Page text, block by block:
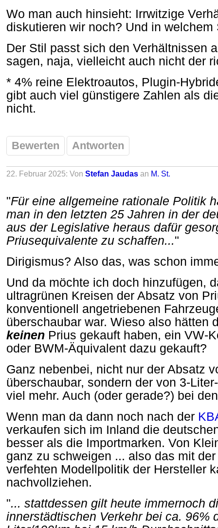
Wo man auch hinsieht: Irrwitzige
diskutieren wir noch? Und in welchem
Der Stil passt sich den Verhältnissen
sagen, naja, vielleicht auch nicht der
* 4% reine Elektroautos, Plugin-
gibt auch viel günstigere Zahlen als
nicht.
Bewerten Antworten
22. Februar 2025: Von Stefan Jaudas an M. St.
"Für eine allgemeine rationale Politik
man in den letzten 25 Jahren in der
aus der Legislative heraus dafür
Priusequivalente zu schaffen..."
Dirigismus? Also das, was schon
Und da möchte ich doch hinzufügen,
ultragrünen Kreisen der Absatz von
konventionell angetriebenen
überschaubar war. Wieso also hätten
keinen Prius gekauft haben, ein VW-
oder BWM-Äquivalent dazu gekauft?
Ganz nebenbei, nicht nur der Absatz
überschaubar, sondern der von 3-
viel mehr. Auch (oder gerade?) bei
Wenn man da dann noch nach der
verkaufen sich im Inland die
besser als die Importmarken. Von
ganz zu schweigen ... also das mit
verfehten Modellpolitik der Hersteller
nachvollziehen.
"... stattdessen gilt heute immernoch
innerstädtischen Verkehr bei ca. 96%